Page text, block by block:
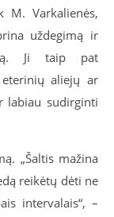
M. Varkalienės,
uždegimą ir
Ji taip pat
aliejų ar
labiau sudirginti
„Šaltis mažina
reikėtų dėti ne
intervalais“, –